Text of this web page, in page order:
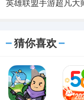
猜你喜欢